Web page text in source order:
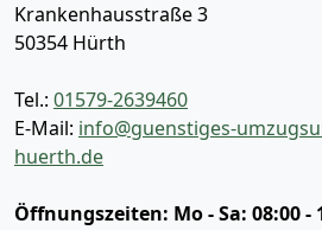
Krankenhausstraße 3
50354 Hürth
Tel.: 01579-2639460
E-Mail: info@guenstiges-
huerth.de
Öffnungszeiten: Mo - Sa: 08:00 -